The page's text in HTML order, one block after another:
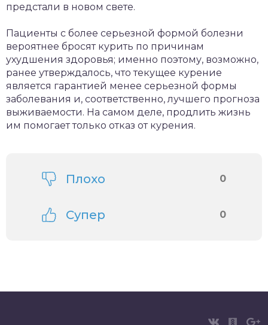
предстали в новом свете.
Пациенты с более серьезной формой болезни
вероятнее бросят курить по причинам
ухудшения здоровья; именно поэтому, возможно,
ранее утверждалось, что текущее курение
является гарантией менее серьезной формы
заболевания и, соответственно, лучшего прогноза
выживаемости. На самом деле, продлить жизнь
им помогает только отказ от курения.
Плохо 0
Супер 0